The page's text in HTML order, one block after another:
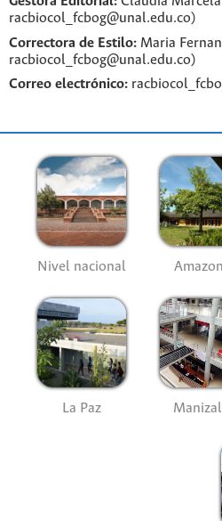
racbiocol_fcbog@unal.edu.co)
Correctora de Estilo: Maria
racbiocol_fcbog@unal.edu.co)
Correo electrónico:
Nivel nacional
La Paz